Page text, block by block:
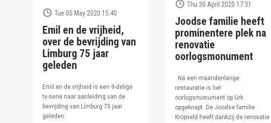
Tue 05 May 2020 15:40
Emil en de vrijheid,
over de bevrijding van
Limburg 75 jaar
geleden
Emil en de vrijheid is een 9-delige
tv-serie naar aanleiding van de
bevrijding van Limburg 75 jaar
geleden.
Thu 30 April 2020 17:31
Joodse familie heeft
prominentere plek na
renovatie
oorlogsmonument
Na een maandenlange
restauratie is het
oorlogsmonument op Urk
opgeknapt. De Joodse familie
Kropveld heeft dankzij de renovatie